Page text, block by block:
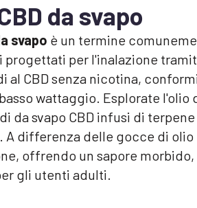
da svapo
svapo è un termine
progettati per l'inalazione
al CBD senza nicotina,
wattaggio. Esplorate l'olio
da svapo CBD infusi di
A differenza delle gocce di olio
offrendo un sapore
gli utenti adulti.